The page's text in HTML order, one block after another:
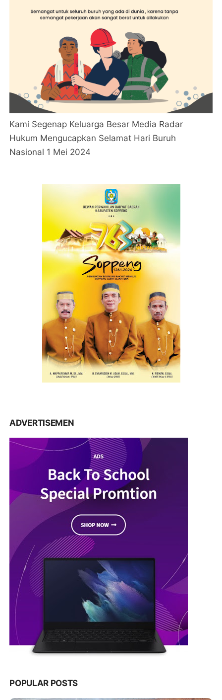
Kami Segenap Keluarga Besar Media Radar
Hukum Mengucapkan Selamat Hari Buruh
Nasional 1 Mei 2024
ADVERTISEMEN
POPULAR POSTS